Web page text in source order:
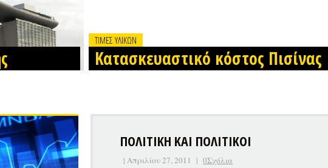
ΤΙΜΕΣ ΥΛΙΚΩΝ
Κατασκευαστικό κόστος Πισίνας
ΠΟΛΙΤΙΚΗ ΚΑΙ ΠΟΛΙΤΙΚΟΙ
| Απριλίου 27, 2011 | 0Σχόλια